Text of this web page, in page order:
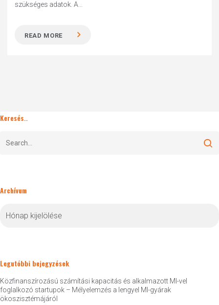
szükséges adatok. A...
READ MORE
Keresés..
Archívum
Legutóbbi bejegyzések
Közfinanszírozású számítási kapacitás és alkalmazott MI-vel
foglalkozó startupok – Mélyelemzés a lengyel MI-gyárak
ökoszisztémájáról